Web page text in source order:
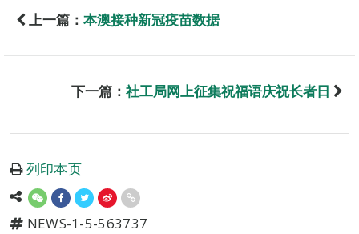
上一篇： 本澳接种新冠疫苗数据
下一篇： 社工局网上征集祝福语庆祝长者日
列印本页
NEWS-1-5-563737